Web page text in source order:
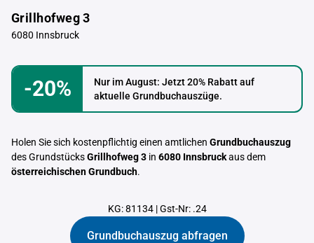
Grillhofweg 3
6080 Innsbruck
-20%
Nur im August: Jetzt 20% Rabatt auf
aktuelle Grundbuchauszüge.
Holen Sie sich kostenpflichtig einen amtlichen Grundbuchauszug
des GrundstücksGrillhofweg 3 in 6080 Innsbruckaus dem
österreichischen Grundbuch.
KG: 81134|Gst-Nr: .24
Grundbuchauszug abfragen